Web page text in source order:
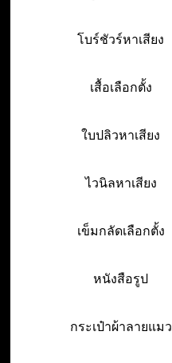
โบร์ชัวร์หาเสียง
เสื้อเลือกตั้ง
ใบปลิวหาเสียง
ไวนิลหาเสียง
เข็มกลัดเลือกตั้ง
หนังสือรูป
กระเป๋าผ้าลายแมว